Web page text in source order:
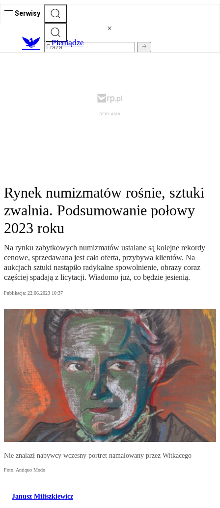
Serwisy
Pieniądze
Rynek numizmatów rośnie, sztuki
zwalnia. Podsumowanie połowy
2023 roku
Na rynku zabytkowych numizmatów ustalane są kolejne rekordy
cenowe, sprzedawana jest cała oferta, przybywa klientów. Na
aukcjach sztuki nastąpiło radykalne spowolnienie, obrazy coraz
częściej spadają z licytacji. Wiadomo już, co będzie jesienią.
Publikacja: 22.06.2023 10:37
Nie znalazł nabywcy wczesny portret namalowany przez Witkacego
Foto: Antiquo Modo
Janusz Miliszkiewicz